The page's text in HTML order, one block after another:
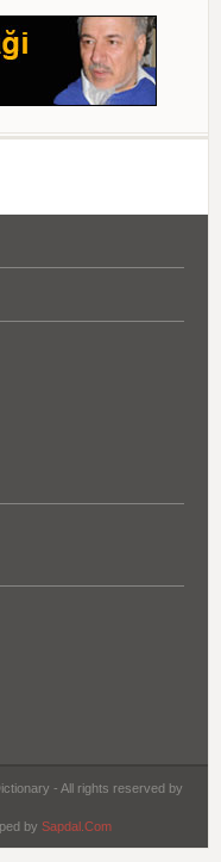
- All rights reserved by
by Sapdal.Com